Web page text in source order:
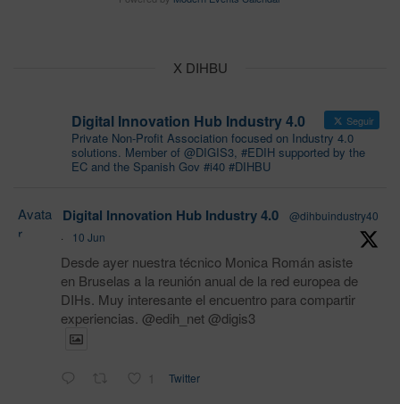
X DIHBU
Digital Innovation Hub Industry 4.0 Seguir
Private Non-Profit Association focused on Industry 4.0
solutions. Member of @DIGIS3, #EDIH supported by the
EC and the Spanish Gov #i40 #DIHBU
Avata
r
Digital Innovation Hub Industry 4.0
@dihbuindustry40
·
10 Jun
Desde ayer nuestra técnico Monica Román asiste
en Bruselas a la reunión anual de la red europea de
DIHs. Muy interesante el encuentro para compartir
experiencias. @edih_net @digis3
1 Twitter